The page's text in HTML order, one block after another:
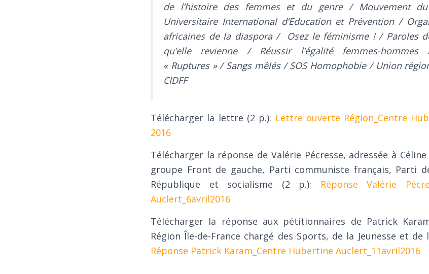
de l’histoire des femmes et du genre / Mouvement
Universitaire International d’Education et Prévention /
africaines de la diaspora / Osez le féminisme ! / Paroles
qu’elle revienne / Réussir l’égalité femmes-
« Ruptures » / Sangs mêlés / SOS Homophobie / Union
CIDFF
Télécharger la lettre (2 p.): Lettre ouverte Région_Centre
2016
Télécharger la réponse de Valérie Pécresse, adressée à
groupe Front de gauche, Parti communiste français, Parti
République et socialisme (2 p.):
Réponse Valérie
Auclert_6avril2016
Télécharger la réponse aux pétitionnaires de Patrick
Région Île-de-France chargé des Sports, de la Jeunesse et de
Réponse Patrick Karam_Centre Hubertine Auclert_11avril2016